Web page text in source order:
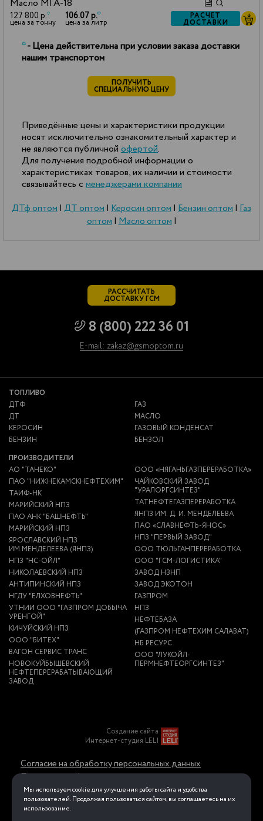
Масло МГА-18
127 800 р.*
цена за тонну
106.07 р.*
цена за литр
РАСЧЕТ
ДОСТАВКИ
*- Цена действительна при условии заказа доставки
нашим транспортом
ПОЛУЧИТЬ
СПЕЦИАЛЬНУЮ ЦЕНУ
Приведённые цены и характеристики продукции
носят исключительно ознакомительный характер и
не являются публичной офертой.
Для получения подробной информации о
характеристиках товаров, их наличии и стоимости
связывайтесь с менеджерами компании
ДТф оптом| ДТ оптом| Керосин оптом| Бензин оптом| Газ
оптом|Масло оптом|
РАССЧИТАТЬ
ДОСТАВКУ ГСМ
8 (800) 222 36 01
E-mail: zakaz@gsmoptom.ru
ТОПЛИВО
ДТФ
ДТ
КЕРОСИН
БЕНЗИН
ГАЗ
МАСЛО
ГАЗОВЫЙ КОНДЕНСАТ
БЕНЗОЛ
ПРОИЗВОДИТЕЛИ
АО "ТАНЕКО"
ПАО "НИЖНЕКАМСКНЕФТЕХИМ"
ТАИФ-НК
МАРИЙСКИЙ НПЗ
ПАО АНК "БАШНЕФТЬ"
МАРИЙСКИЙ НПЗ
ЯРОСЛАВСКИЙ НПЗ
ИМ.МЕНДЕЛЕЕВА (ЯНПЗ)
НПЗ "НС-ОЙЛ"
НИКОЛАЕВСКИЙ НПЗ
АНТИПИНСКИЙ НПЗ
НГДУ "ЕЛХОВНЕФТЬ"
УТНИИ ООО "ГАЗПРОМ ДОБЫЧА
УРЕНГОЙ"
КИЧУЙСКИЙ НПЗ
ООО "БИТЕХ"
ВАГОН СЕРВИС ТРАНС
НОВОКУЙБЫШЕВСКИЙ
НЕФТЕПЕРЕРАБАТЫВАЮЩИЙ
ЗАВОД
ООО «НЯГАНЬГАЗПЕРЕРАБОТКА»
ЧАЙКОВСКИЙ ЗАВОД
"УРАЛОРГСИНТЕЗ"
ТАТНЕФТЕГАЗПЕРЕРАБОТКА
ЯНПЗ ИМ. Д. И. МЕНДЕЛЕЕВА
ПАО «СЛАВНЕФТЬ-ЯНОС»
НПЗ "ПЕРВЫЙ ЗАВОД"
ООО ТЮЛЬГАНПЕРЕРАБОТКА
ООО "ГСМ-ЛОГИСТИКА"
ЗАВОД НЗНП
ЗАВОД ЭКОТОН
ГАЗПРОМ
НПЗ
НЕФТЕБАЗА
(ГАЗПРОМ НЕФТЕХИМ САЛАВАТ)
НБ РЕСУРС
ООО "ЛУКОЙЛ-
ПЕРМНЕФТЕОРГСИНТЕЗ"
Создание сайта
Интернет-студия LELI
Согласие на обработку персональных данных
Политика конфиденциальности в отношении
обработки персональных данных
Мы используем cookie для улучшения работы сайта и удобства
пользователей. Продолжая пользоваться сайтом, вы соглашаетесь на их
использование.